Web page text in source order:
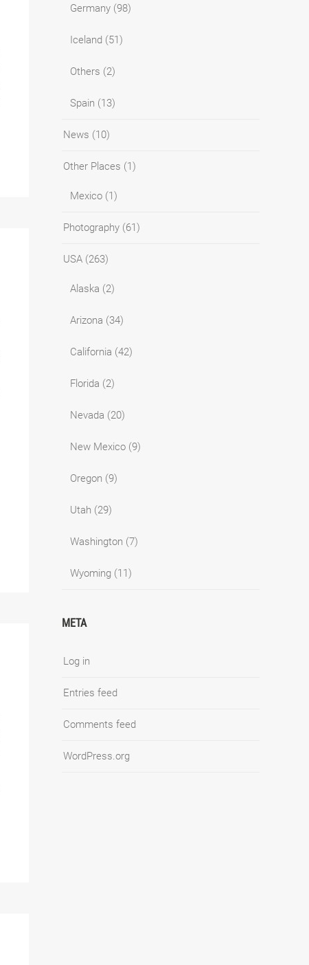
Germany (98)
Iceland (51)
Others (2)
Spain (13)
News (10)
Other Places (1)
Mexico (1)
Photography (61)
USA (263)
Alaska (2)
Arizona (34)
California (42)
Florida (2)
Nevada (20)
New Mexico (9)
Oregon (9)
Utah (29)
Washington (7)
Wyoming (11)
META
Log in
Entries feed
Comments feed
WordPress.org